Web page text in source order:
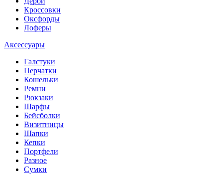
Кроссовки
Оксфорды
Лоферы
Аксессуары
Галстуки
Перчатки
Кошельки
Ремни
Рюкзаки
Шарфы
Бейсболки
Визитницы
Шапки
Кепки
Портфели
Разное
Сумки